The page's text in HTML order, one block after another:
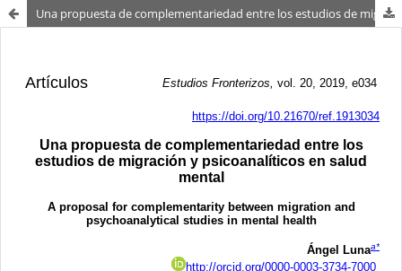
Una propuesta de complementariedad entre los estudios de migración y psicoanalíticos en salud mental